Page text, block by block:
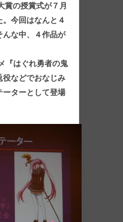
賞の授賞式が７月
。今回はなんと４
んな中、４作品が
『はぐれ勇者の鬼
役などでおなじみ
ーターとして登場